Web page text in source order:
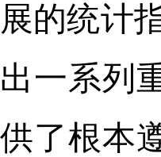
展的统计
出一系列
供了根本